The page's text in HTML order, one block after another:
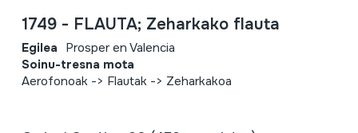
1749 - FLAUTA; Zeharkako flauta
Egilea Prosper en Valencia
Soinu-tresna mota
Aerofonoak -> Flautak -> Zeharkakoa